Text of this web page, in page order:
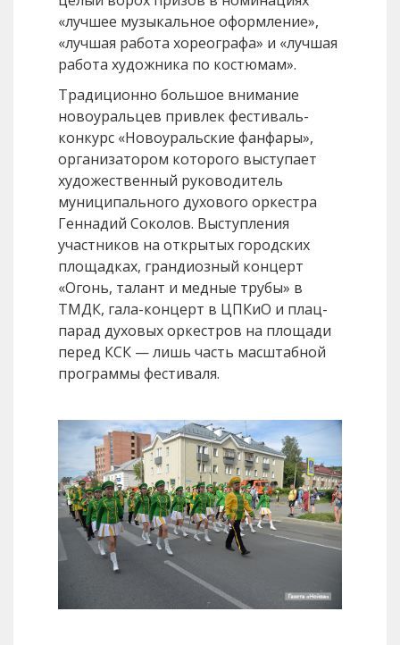
«лучшее музыкальное оформление»,
«лучшая работа хореографа» и «лучшая
работа художника по костюмам».
Традиционно большое внимание
новоуральцев привлек фестиваль-
конкурс «Новоуральские фанфары»,
организатором которого выступает
художественный руководитель
муниципального духового оркестра
Геннадий Соколов. Выступления
участников на открытых городских
площадках, грандиозный концерт
«Огонь, талант и медные трубы» в
ТМДК, гала-концерт в ЦПКиО и плац-
парад духовых оркестров на площади
перед КСК — лишь часть масштабной
программы фестиваля.